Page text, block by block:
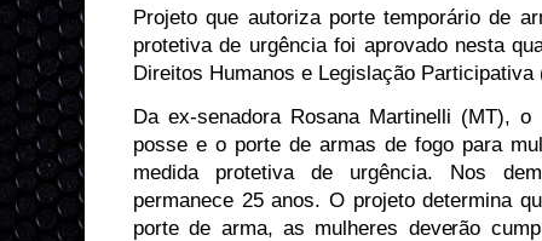
Projeto que autoriza porte temporário de
protetiva de urgência foi aprovado nesta
Direitos Humanos e Legislação
Da ex-senadora Rosana Martinelli (MT),
posse e o porte de armas de fogo para
medida protetiva de urgência. Nos
permanece 25 anos. O projeto determina
porte de arma, as mulheres deverão